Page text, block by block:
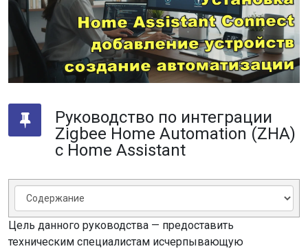
Руководство по интеграции
Zigbee Home Automation (ZHA)
с Home Assistant
Цель данного руководства — предоставить
техническим специалистам исчерпывающую